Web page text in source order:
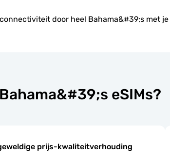
door heel Bahama&#39;s met je
eSIMs?
prijs-kwaliteitverhouding